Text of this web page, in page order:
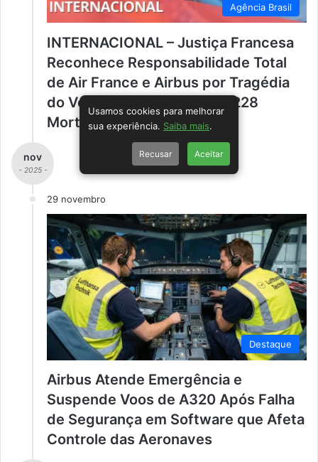
Agência Brasil
INTERNACIONAL – Justiça Francesa
Reconhece Responsabilidade Total
de Air France e Airbus por Tragédia
do Voo AF447, Que Deixou 228
Mortos em 2009.
nov
- 2025 -
29 novembro
Destaque
Airbus Atende Emergência e
Suspende Voos de A320 Após Falha
de Segurança em Software que Afeta
Controle das Aeronaves
Usamos cookies para melhorar
sua experiência. Saiba mais.
Recusar Aceitar